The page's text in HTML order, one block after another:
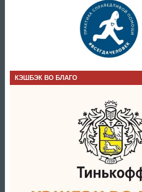
КЭШБЭК ВО БЛАГО